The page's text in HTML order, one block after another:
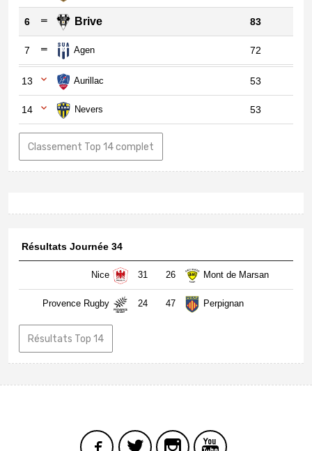
6 Brive 83
7 Agen 72
13 Aurillac 53
14 Nevers 53
Classement Top 14 complet
Résultats Journée 34
Nice 31 26 Mont de Marsan
Provence Rugby 24 47 Perpignan
Résultats Top 14